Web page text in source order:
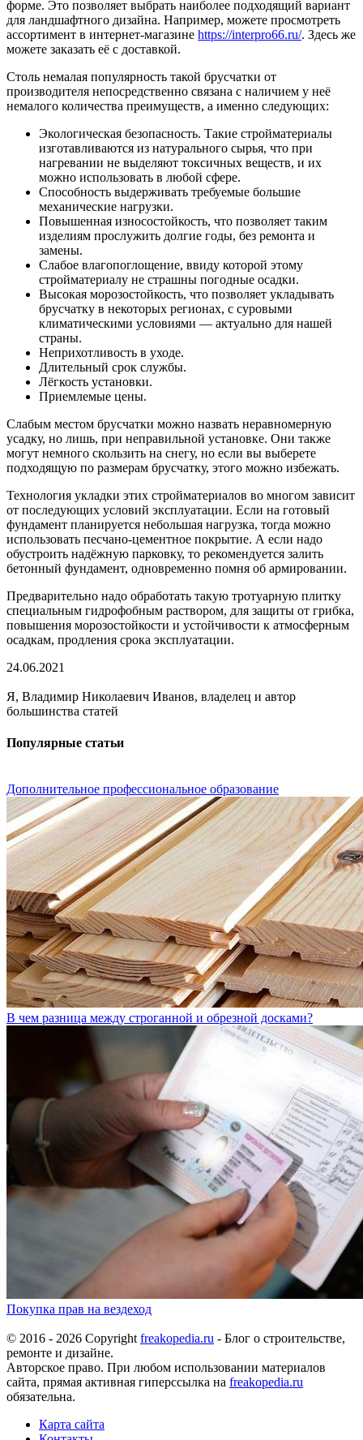
форме. Это позволяет выбрать наиболее подходящий вариант
для ландшафтного дизайна. Например, можете просмотреть
ассортимент в интернет-магазине https://interpro66.ru/. Здесь же
можете заказать её с доставкой.
Столь немалая популярность такой брусчатки от
производителя непосредственно связана с наличием у неё
немалого количества преимуществ, а именно следующих:
Экологическая безопасность. Такие стройматериалы
изготавливаются из натурального сырья, что при
нагревании не выделяют токсичных веществ, и их
можно использовать в любой сфере.
Способность выдерживать требуемые большие
механические нагрузки.
Повышенная износостойкость, что позволяет таким
изделиям прослужить долгие годы, без ремонта и
замены.
Слабое влагопоглощение, ввиду которой этому
стройматериалу не страшны погодные осадки.
Высокая морозостойкость, что позволяет укладывать
брусчатку в некоторых регионах, с суровыми
климатическими условиями — актуально для нашей
страны.
Неприхотливость в уходе.
Длительный срок службы.
Лёгкость установки.
Приемлемые цены.
Слабым местом брусчатки можно назвать неравномерную
усадку, но лишь, при неправильной установке. Они также
могут немного скользить на снегу, но если вы выберете
подходящую по размерам брусчатку, этого можно избежать.
Технология укладки этих стройматериалов во многом зависит
от последующих условий эксплуатации. Если на готовый
фундамент планируется небольшая нагрузка, тогда можно
использовать песчано-цементное покрытие. А если надо
обустроить надёжную парковку, то рекомендуется залить
бетонный фундамент, одновременно помня об армировании.
Предварительно надо обработать такую тротуарную плитку
специальным гидрофобным раствором, для защиты от грибка,
повышения морозостойкости и устойчивости к атмосферным
осадкам, продления срока эксплуатации.
24.06.2021
Я, Владимир Николаевич Иванов, владелец и автор
большинства статей
Популярные статьи
Дополнительное профессиональное образование
В чем разница между строганной и обрезной досками?
Покупка прав на вездеход
© 2016 - 2026 Copyrightfreakopedia.ru - Блог о строительстве,
ремонте и дизайне.
Авторское право. При любом использовании материалов
сайта, прямая активная гиперссылка на freakopedia.ru
обязательна.
Карта сайта